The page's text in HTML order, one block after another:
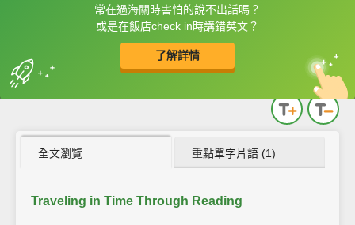
常在過海關時害怕的說不出話嗎？
或是在飯店check in時講錯英文？
了解詳情
框選或點兩下字幕可以直接查字典喔！
中
英
全文瀏覽 重點單字片語 (1)
Traveling in Time Through Reading